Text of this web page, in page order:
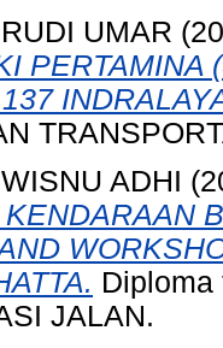
UMAR
PERTAMINA
ADHI
Diploma
JALAN.